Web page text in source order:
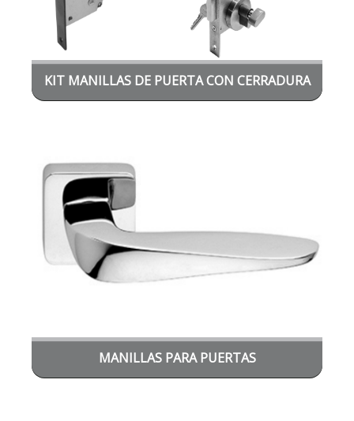
KIT MANILLAS DE PUERTA CON CERRADURA
MANILLAS PARA PUERTAS